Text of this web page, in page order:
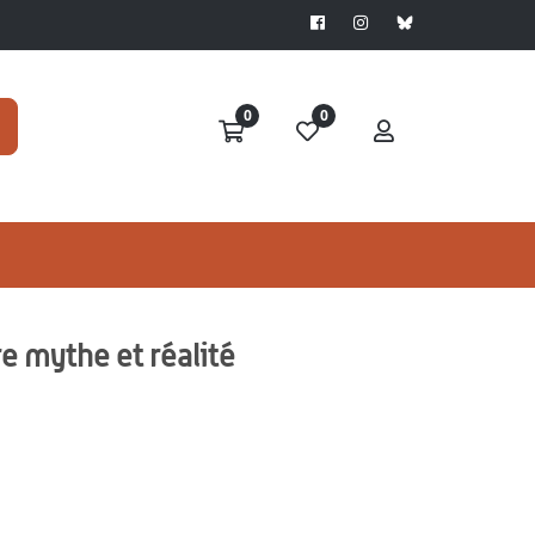
0 0
mythe et réalité